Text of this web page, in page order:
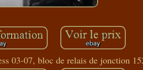
03-07, bloc de relais de jonction